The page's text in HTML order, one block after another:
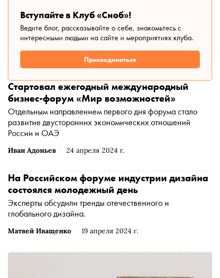
Вступайте в Клуб «Сноб»!
Ведите блог, рассказывайте о себе, знакомьтесь с
интересными людьми на сайте и мероприятиях клуба.
Присоединиться
Иван Адоньев 24 апреля 2024 г.
Стартовал ежегодный международный
бизнес-форум «Мир возможностей»
Отдельным направлением первого дня форума стало
развитие двусторонних экономических отношений
России и ОАЭ
Матвей Иващенко 19 апреля 2024 г.
На Российском форуме индустрии дизайна
состоялся молодежный день
Эксперты обсудили тренды отечественного и
глобального дизайна.